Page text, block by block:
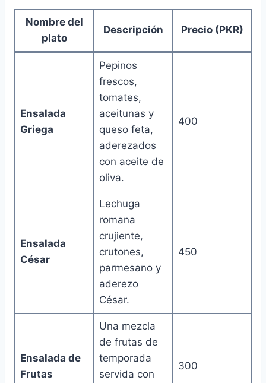
Nombre del
plato
Descripción Precio (PKR)
Ensalada
Griega
Pepinos
frescos,
tomates,
aceitunas y
queso feta,
aderezados
con aceite de
oliva.
400
Ensalada
César
Lechuga
romana
crujiente,
crutones,
parmesano y
aderezo
César.
450
Ensalada de
Frutas
Una mezcla
de frutas de
temporada
servida con
300